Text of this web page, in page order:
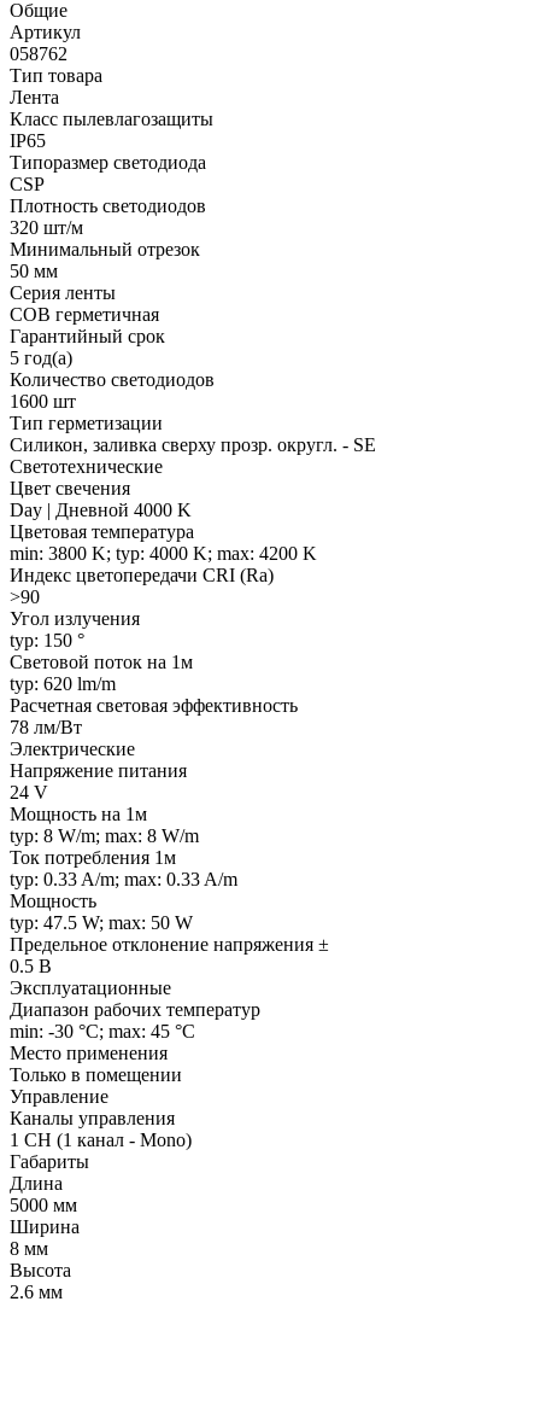
Общие
Артикул
058762
Тип товара
Лента
Класс пылевлагозащиты
IP65
Типоразмер светодиода
CSP
Плотность светодиодов
320 шт/м
Минимальный отрезок
50 мм
Серия ленты
COB герметичная
Гарантийный срок
5 год(а)
Количество светодиодов
1600 шт
Тип герметизации
Силикон, заливка сверху прозр. округл. - SE
Светотехнические
Цвет свечения
Day | Дневной 4000 K
Цветовая температура
min: 3800 K; typ: 4000 K; max: 4200 K
Индекс цветопередачи CRI (Ra)
>90
Угол излучения
typ: 150 °
Световой поток на 1м
typ: 620 lm/m
Расчетная световая эффективность
78 лм/Вт
Электрические
Напряжение питания
24 V
Мощность на 1м
typ: 8 W/m; max: 8 W/m
Ток потребления 1м
typ: 0.33 A/m; max: 0.33 A/m
Мощность
typ: 47.5 W; max: 50 W
Предельное отклонение напряжения ±
0.5 В
Эксплуатационные
Диапазон рабочих температур
min: -30 °C; max: 45 °C
Место применения
Только в помещении
Управление
Каналы управления
1 CH (1 канал - Mono)
Габариты
Длина
5000 мм
Ширина
8 мм
Высота
2.6 мм